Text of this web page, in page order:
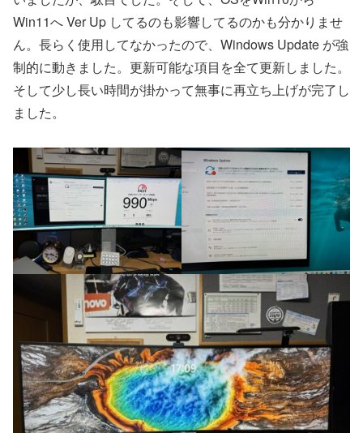
Win11へ Ver Up してるのも影響してるのかも分かりませ
ん。長らく使用してなかったので、Windows Update が強
制的に動きました。更新可能な項目を全て更新しました。
そして少し長い時間が掛かって無事に再立ち上げが完了し
ました。